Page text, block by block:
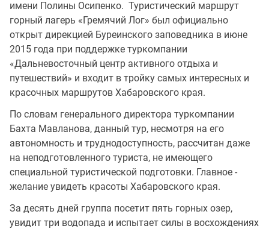
имени Полины Осипенко. Туристический маршрут
горный лагерь «Гремячий Лог» был официально
открыт дирекцией Буреинского заповедника в июне
2015 года при поддержке туркомпании
«Дальневосточный центр активного отдыха и
путешествий» и входит в тройку самых интересных и
красочных маршрутов Хабаровского края.
По словам генерального директора туркомпании
Бахта Мавланова, данный тур, несмотря на его
автономность и труднодоступность, рассчитан даже
на неподготовленного туриста, не имеющего
специальной туристической подготовки. Главное -
желание увидеть красоты Хабаровского края.
За десять дней группа посетит пять горных озер,
увидит три водопада и испытает силы в восхождениях